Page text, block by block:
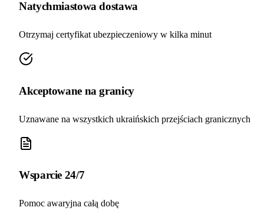
Natychmiastowa dostawa
Otrzymaj certyfikat ubezpieczeniowy w kilka minut
Akceptowane na granicy
Uznawane na wszystkich ukraińskich przejściach granicznych
Wsparcie 24/7
Pomoc awaryjna całą dobę